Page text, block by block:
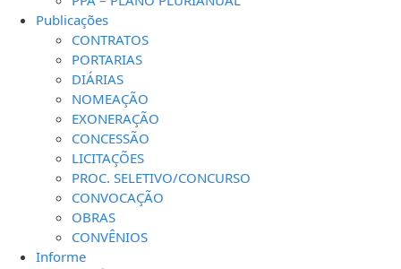
Publicações
CONTRATOS
PORTARIAS
DIÁRIAS
NOMEAÇÃO
EXONERAÇÃO
CONCESSÃO
LICITAÇÕES
PROC. SELETIVO/CONCURSO
CONVOCAÇÃO
OBRAS
CONVÊNIOS
Informe